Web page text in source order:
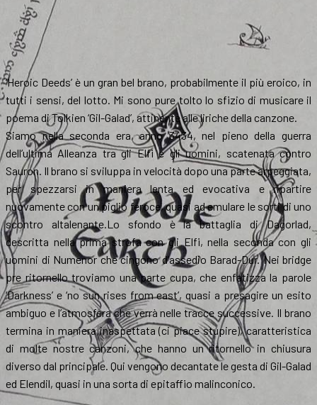
‘Heroic Deeds’ è un gran bel brano, probabilmente il più eroico, in
tutti i sensi, del lotto. Mi sono pure tolto lo sfizio di musicare il
poema di Tolkien ‘Gil-Galad’, attinente alle liriche della canzone.
Siamo nella seconda era, anno 3434, nel pieno della guerra
dell’ultima Alleanza tra gli Elfi e gli uomini, scatenata contro
Sauron. Il brano si sviluppa in velocità dopo una parte arpeggiata,
per spezzarsi in maniera lenta ed evocativa e ripartire
nuovamente con un piglio feroce, quasi ad emulare le sorti di uno
scontro altalenante.Lo sfondo è la battaglia di Dagorlad,
descritta nella prima strofa con gli Elfi, nella seconda con gli
uomini di Numenor che cingono d’assedio Barad-Dur. Nei bridge
pre ritornello troviamo una parte cupa, che enfatizza la parole
‘Darkness’ e ‘no sun rises from east’, quasi a presagire un esito
ambiguo e l’atmosfera che verrà nelle tracce successive. Il brano
termina in maniera inaspettata (ci piace stupire), caratteristica
di molte nostre canzoni, che hanno un ritornello in chiusura
diverso dal principale. Qui vengono decantate le gesta di Gil-Galad
ed Elendil, quasi in una sorta di epitaffio malinconico.